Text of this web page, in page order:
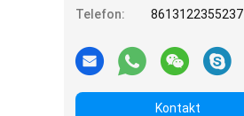
Telefon:
8613122355237
Kontakt